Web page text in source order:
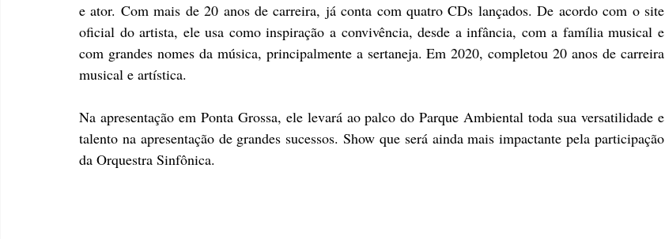
e ator. Com mais de 20 anos de carreira, já conta com quatro CDs lançados. De acordo com o site
oficial do artista, ele usa como inspiração a convivência, desde a infância, com a família musical e
com grandes nomes da música, principalmente a sertaneja. Em 2020, completou 20 anos de carreira
musical e artística.
Na apresentação em Ponta Grossa, ele levará ao palco do Parque Ambiental toda sua versatilidade e
talento na apresentação de grandes sucessos. Show que será ainda mais impactante pela participação
da Orquestra Sinfônica.